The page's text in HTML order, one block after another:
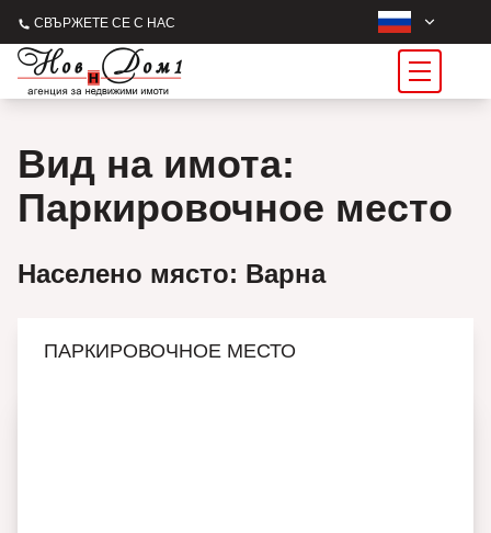
СВЪРЖЕТЕ СЕ С НАС
Вид на имота:
Паркировочное место
Населено място: Варна
ПАРКИРОВОЧНОЕ МЕСТО